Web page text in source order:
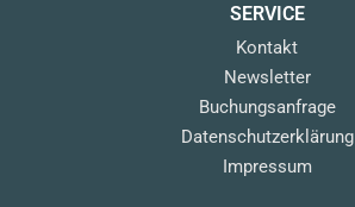
SERVICE
Kontakt
Newsletter
Buchungsanfrage
Datenschutzerklärung
Impressum